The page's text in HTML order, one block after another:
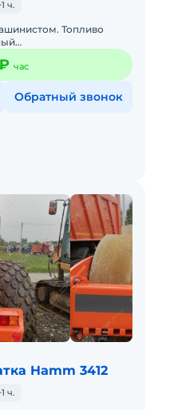
ч.
Топливо
самое главное без ош
час
Обратный звонок
Hamm 3412
ч.